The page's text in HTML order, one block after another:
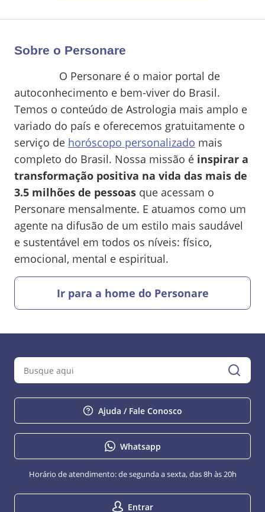
Sobre o Personare
O Personare é o maior portal de
autoconhecimento e bem-viver do Brasil.
Temos o conteúdo de Astrologia mais amplo e
variado do país e oferecemos gratuitamente o
serviço de horóscopo personalizado mais
completo do Brasil. Nossa missão é inspirar a
transformação positiva na vida das mais de
3.5 milhões de pessoas que acessam o
Personare mensalmente. E atuamos como um
agente na difusão de um estilo mais saudável
e sustentável em todos os níveis: físico,
emocional, mental e espiritual.
Ir para a home do Personare
Ajuda / Fale Conosco
Whatsapp
Entrar
Horário de atendimento: de segunda a sexta, das 8h às 20h